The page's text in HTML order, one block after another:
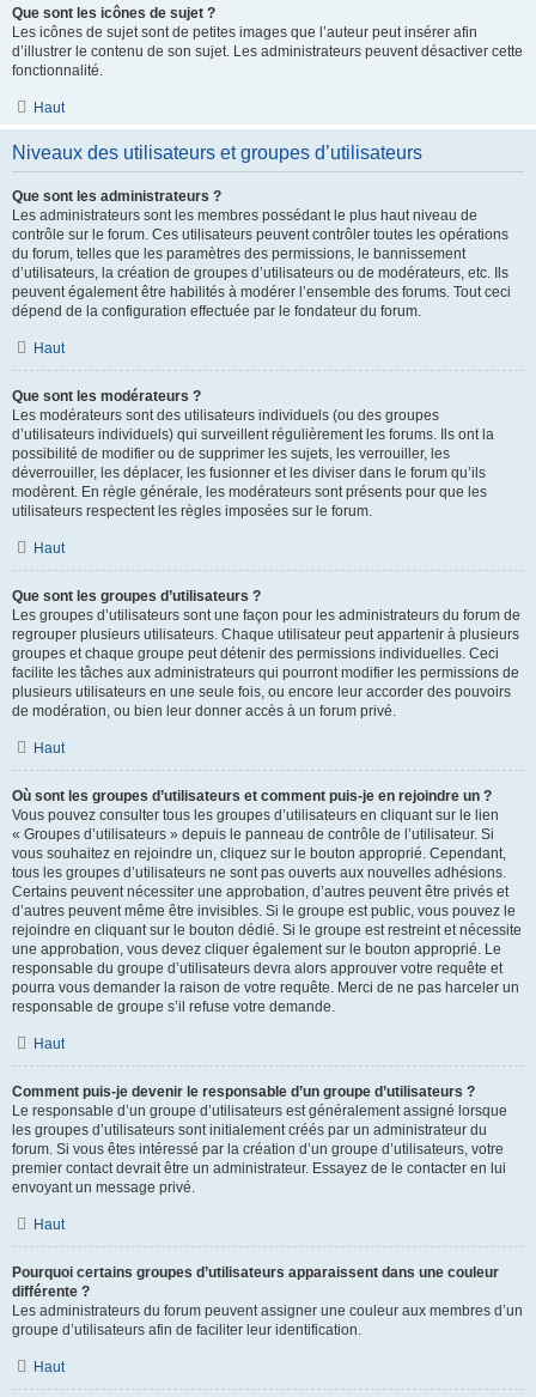
Que sont les icônes de sujet ?
Les icônes de sujet sont de petites images que l’auteur peut insérer afin
d’illustrer le contenu de son sujet. Les administrateurs peuvent désactiver cette
fonctionnalité.
Haut
Niveaux des utilisateurs et groupes d’utilisateurs
Que sont les administrateurs ?
Les administrateurs sont les membres possédant le plus haut niveau de
contrôle sur le forum. Ces utilisateurs peuvent contrôler toutes les opérations
du forum, telles que les paramètres des permissions, le bannissement
d’utilisateurs, la création de groupes d’utilisateurs ou de modérateurs, etc. Ils
peuvent également être habilités à modérer l’ensemble des forums. Tout ceci
dépend de la configuration effectuée par le fondateur du forum.
Haut
Que sont les modérateurs ?
Les modérateurs sont des utilisateurs individuels (ou des groupes
d’utilisateurs individuels) qui surveillent régulièrement les forums. Ils ont la
possibilité de modifier ou de supprimer les sujets, les verrouiller, les
déverrouiller, les déplacer, les fusionner et les diviser dans le forum qu’ils
modèrent. En règle générale, les modérateurs sont présents pour que les
utilisateurs respectent les règles imposées sur le forum.
Haut
Que sont les groupes d’utilisateurs ?
Les groupes d’utilisateurs sont une façon pour les administrateurs du forum de
regrouper plusieurs utilisateurs. Chaque utilisateur peut appartenir à plusieurs
groupes et chaque groupe peut détenir des permissions individuelles. Ceci
facilite les tâches aux administrateurs qui pourront modifier les permissions de
plusieurs utilisateurs en une seule fois, ou encore leur accorder des pouvoirs
de modération, ou bien leur donner accès à un forum privé.
Haut
Où sont les groupes d’utilisateurs et comment puis-je en rejoindre un ?
Vous pouvez consulter tous les groupes d’utilisateurs en cliquant sur le lien
« Groupes d’utilisateurs » depuis le panneau de contrôle de l’utilisateur. Si
vous souhaitez en rejoindre un, cliquez sur le bouton approprié. Cependant,
tous les groupes d’utilisateurs ne sont pas ouverts aux nouvelles adhésions.
Certains peuvent nécessiter une approbation, d’autres peuvent être privés et
d’autres peuvent même être invisibles. Si le groupe est public, vous pouvez le
rejoindre en cliquant sur le bouton dédié. Si le groupe est restreint et nécessite
une approbation, vous devez cliquer également sur le bouton approprié. Le
responsable du groupe d’utilisateurs devra alors approuver votre requête et
pourra vous demander la raison de votre requête. Merci de ne pas harceler un
responsable de groupe s’il refuse votre demande.
Haut
Comment puis-je devenir le responsable d’un groupe d’utilisateurs ?
Le responsable d’un groupe d’utilisateurs est généralement assigné lorsque
les groupes d’utilisateurs sont initialement créés par un administrateur du
forum. Si vous êtes intéressé par la création d’un groupe d’utilisateurs, votre
premier contact devrait être un administrateur. Essayez de le contacter en lui
envoyant un message privé.
Haut
Pourquoi certains groupes d’utilisateurs apparaissent dans une couleur
différente ?
Les administrateurs du forum peuvent assigner une couleur aux membres d’un
groupe d’utilisateurs afin de faciliter leur identification.
Haut